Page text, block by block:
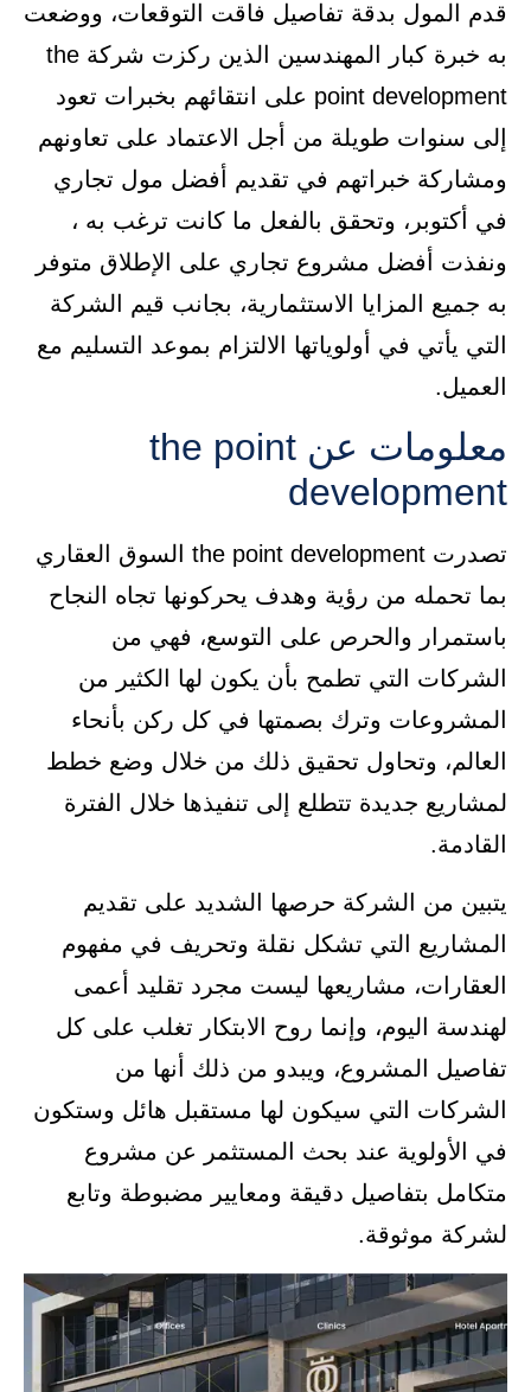
قدم المول بدقة تفاصيل فاقت التوقعات، ووضعت
به خبرة كبار المهندسين الذين ركزت شركة the
point development على انتقائهم بخبرات تعود
إلى سنوات طويلة من أجل الاعتماد على تعاونهم
ومشاركة خبراتهم في تقديم أفضل مول تجاري
في أكتوبر، وتحقق بالفعل ما كانت ترغب به ،
ونفذت أفضل مشروع تجاري على الإطلاق متوفر
به جميع المزايا الاستثمارية، بجانب قيم الشركة
التي يأتي في أولوياتها الالتزام بموعد التسليم مع
العميل.
معلومات عن the point
development
تصدرت the point development السوق العقاري
بما تحمله من رؤية وهدف يحركونها تجاه النجاح
باستمرار والحرص على التوسع، فهي من
الشركات التي تطمح بأن يكون لها الكثير من
المشروعات وترك بصمتها في كل ركن بأنحاء
العالم، وتحاول تحقيق ذلك من خلال وضع خطط
لمشاريع جديدة تتطلع إلى تنفيذها خلال الفترة
القادمة.
يتبين من الشركة حرصها الشديد على تقديم
المشاريع التي تشكل نقلة وتحريف في مفهوم
العقارات، مشاريعها ليست مجرد تقليد أعمى
لهندسة اليوم، وإنما روح الابتكار تغلب على كل
تفاصيل المشروع، ويبدو من ذلك أنها من
الشركات التي سيكون لها مستقبل هائل وستكون
في الأولوية عند بحث المستثمر عن مشروع
متكامل بتفاصيل دقيقة ومعايير مضبوطة وتابع
لشركة موثوقة.